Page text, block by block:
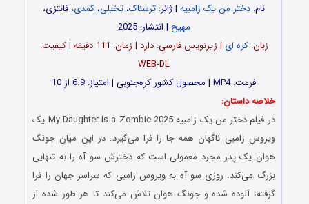
نام: دختر من یک زامبیه | ژانر: ترسناک، تخیلی، کمدی، فانتزی،
مهیج | انتشار: 2025
زبان:کره ای
| زیرنویس فارسی: دارد | زمان: 111 دقیقه | کیفیت:
WEB-DL
فرمت: MP4 | محصول کشور کره‌جنوبی | امتیاز: 6.9 از 10
خلاصه داستان:
در فیلم دختر من یک زامبیه My Daughter Is a Zombie 2025 یک
ویروس زامبی ناگهان همه جا را فرا می‌گیرد. در این میان جونگ
هوان یک پدر مجرد معمولی است که دخترش سو آه را به تنهایی
بزرگ می‌کند. روزی سو آه به ویروس زامبی که سراسر جهان را فرا
گرفته، آلوده شده و جونگ هوان تلاش می‌کند تا هر طور شده از